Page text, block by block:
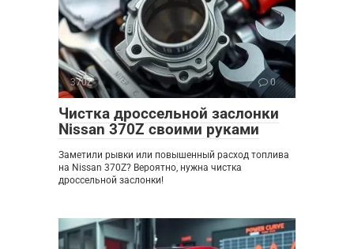
370Z 0
Чистка дроссельной заслонки
Nissan 370Z своими руками
Заметили рывки или повышенный расход топлива
на Nissan 370Z? Вероятно, нужна чистка
дроссельной заслонки!